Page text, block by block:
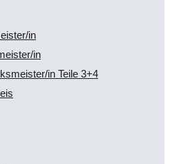
in
in
in Teile 3+4